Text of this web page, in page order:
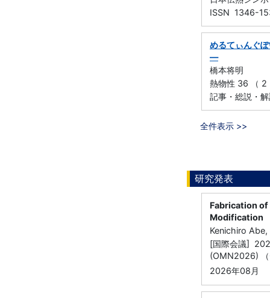
ISSN 1346-
めるてぃんぐ
―
橋本将明
熱物性 36 （
記事・総説・
全件表示 >>
研究発表
Fabrication
Modification
Kenichiro
[国際会議]
(OMN2026)
2026年08月